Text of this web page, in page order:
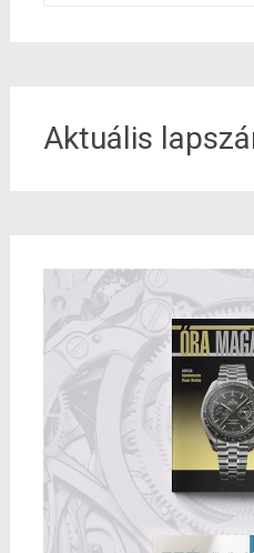
Aktuális